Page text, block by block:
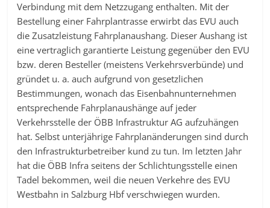
Verbindung mit dem Netzzugang enthalten. Mit der
Bestellung einer Fahrplantrasse erwirbt das EVU auch
die Zusatzleistung Fahrplanaushang. Dieser Aushang ist
eine vertraglich garantierte Leistung gegenüber den EVU
bzw. deren Besteller (meistens Verkehrsverbünde) und
gründet u. a. auch aufgrund von gesetzlichen
Bestimmungen, wonach das Eisenbahnunternehmen
entsprechende Fahrplanaushänge auf jeder
Verkehrsstelle der ÖBB Infrastruktur AG aufzuhängen
hat. Selbst unterjährige Fahrplanänderungen sind durch
den Infrastrukturbetreiber kund zu tun. Im letzten Jahr
hat die ÖBB Infra seitens der Schlichtungsstelle einen
Tadel bekommen, weil die neuen Verkehre des EVU
Westbahn in Salzburg Hbf verschwiegen wurden.